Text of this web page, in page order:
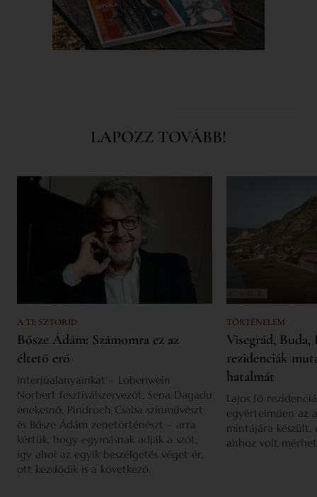
LAPOZZ TOVÁBB!
A TE SZTORID
Bősze Ádám: Számomra ez az
éltető erő
Interjúalanyainkat – Lobenwein
Norbert fesztiválszervezőt, Sena Dagadu
énekesnő, Pindroch Csaba színművészt
és Bősze Ádám zenetörténészt – arra
kértük, hogy egymásnak adják a szót,
így ahol az egyik beszélgetés véget ér,
ott kezdődik is a következő.
TÖRTÉNELEM
Visegrád,
rezidenciák
hatalmát
Lajos fő
egyértelműen az
mintájára készült,
ahhoz volt